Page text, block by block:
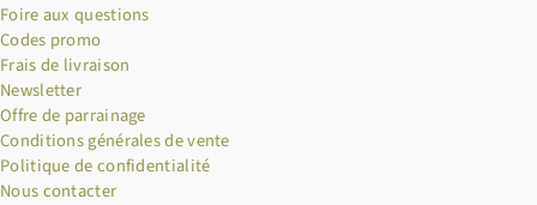
Foire aux questions
Codes promo
Frais de livraison
Newsletter
Offre de parrainage
Conditions générales de vente
Politique de confidentialité
Nous contacter